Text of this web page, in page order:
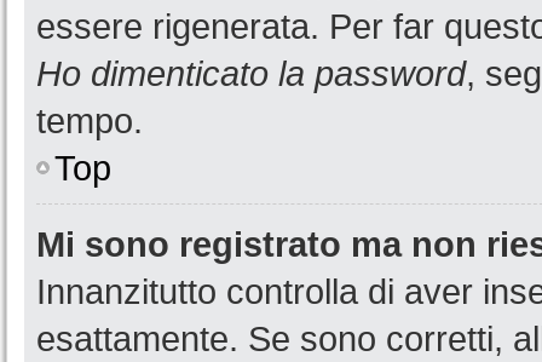
essere rigenerata. Per far
Ho dimenticato la password,
tempo.
Top
Mi sono registrato ma non
Innanzitutto controlla di aver
esattamente. Se sono corretti,